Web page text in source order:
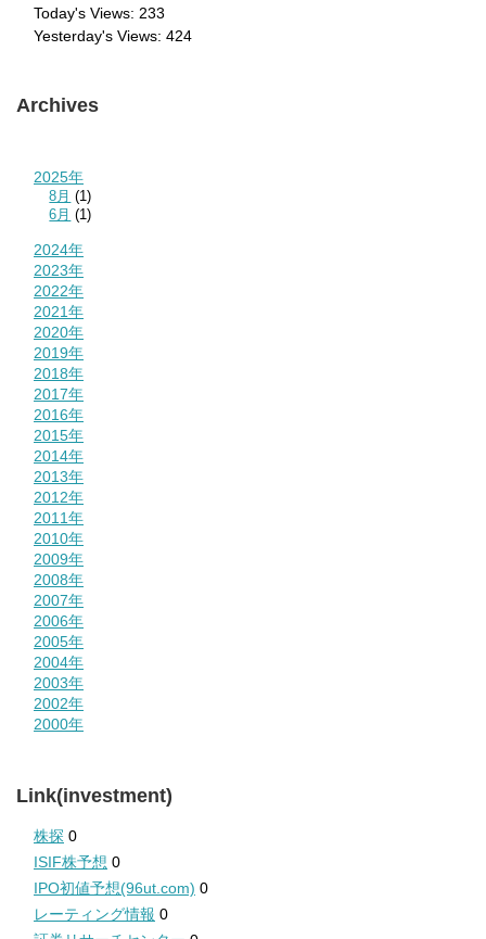
Today's Views: 233
Yesterday's Views: 424
Archives
2025年
8月 (1)
6月 (1)
2024年
2023年
2022年
2021年
2020年
2019年
2018年
2017年
2016年
2015年
2014年
2013年
2012年
2011年
2010年
2009年
2008年
2007年
2006年
2005年
2004年
2003年
2002年
2000年
Link(investment)
株探 0
ISIF株予想 0
IPO初値予想(96ut.com) 0
レーティング情報 0